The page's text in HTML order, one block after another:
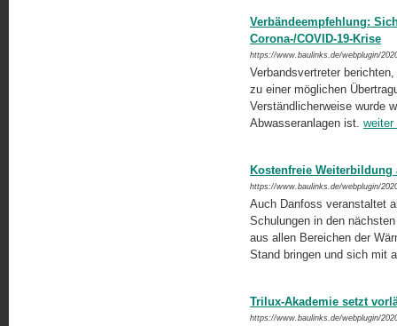
Verbändeempfehlung:
Corona-/COVID-19-Krise
https://www.baulinks.de/webplugin/
Verbandsvertreter
zu einer möglichen
Verständlicherweise wurde
Abwasseranlagen ist. weiter
Kostenfreie
https://www.baulinks.de/webplugin/
Auch Danfoss veranstaltet
Schulungen in den
aus allen Bereichen der
Stand bringen und sich mit
Trilux-Akademie setzt
https://www.baulinks.de/webplugin/